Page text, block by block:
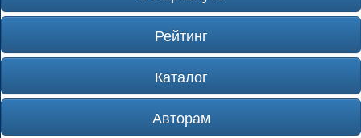
Рейтинг
Каталог
Авторам